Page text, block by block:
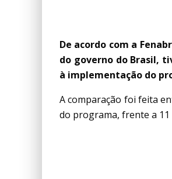
De acordo com a
do governo do Brasil,
à implementação do
A comparação foi feita
do programa, frente a 11